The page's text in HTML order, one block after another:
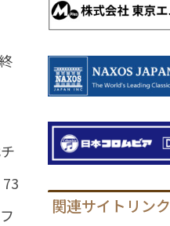
関連サイトリンク